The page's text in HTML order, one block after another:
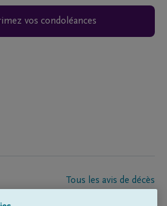
vos condoléances
Tous les avis de décès